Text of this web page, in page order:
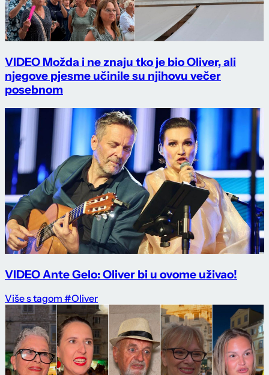
VIDEO Možda i ne znaju tko je bio Oliver, ali
njegove pjesme učinile su njihovu večer
posebnom
VIDEO Ante Gelo: Oliver bi u ovome uživao!
Više s tagom #Oliver